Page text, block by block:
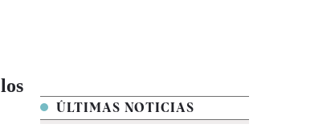
ÚLTIMAS NOTICIAS